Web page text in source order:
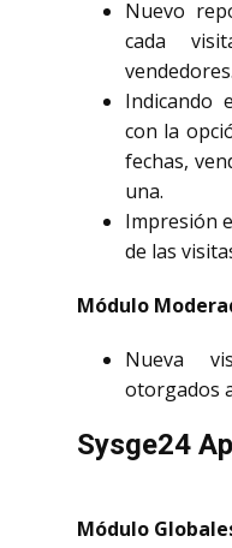
Nuevo
cada
vendedores.
Indicando
con la
fechas,
una.
Impresión
de las
Módulo
Nueva
otorgados
Sysge24
Módulo